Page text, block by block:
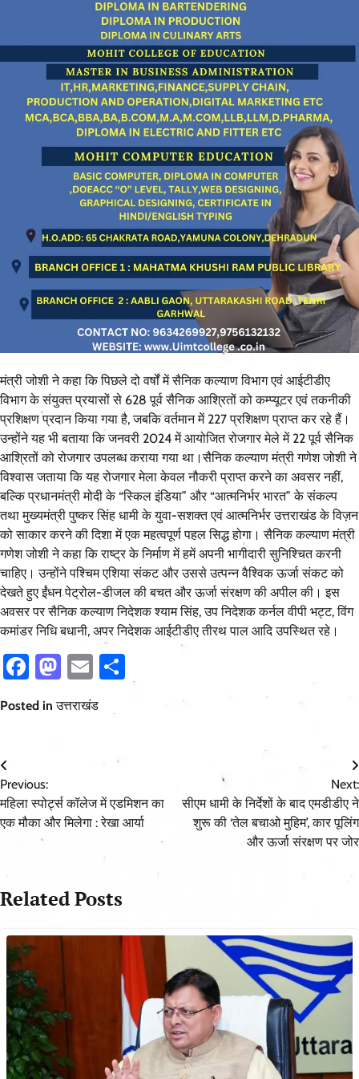
मंत्री जोशी ने कहा कि पिछले दो वर्षों में सैनिक कल्याण विभाग एवं आईटीडीए
विभाग के संयुक्त प्रयासों से 628 पूर्व सैनिक आश्रितों को कम्प्यूटर एवं तकनीकी
प्रशिक्षण प्रदान किया गया है, जबकि वर्तमान में 227 प्रशिक्षण प्राप्त कर रहे हैं।
उन्होंने यह भी बताया कि जनवरी 2024 में आयोजित रोजगार मेले में 22 पूर्व सैनिक
आश्रितों को रोजगार उपलब्ध कराया गया था।सैनिक कल्याण मंत्री गणेश जोशी ने
विश्वास जताया कि यह रोजगार मेला केवल नौकरी प्राप्त करने का अवसर नहीं,
बल्कि प्रधानमंत्री मोदी के “स्किल इंडिया” और “आत्मनिर्भर भारत” के संकल्प
तथा मुख्यमंत्री पुष्कर सिंह धामी के युवा-सशक्त एवं आत्मनिर्भर उत्तराखंड के विज़न
को साकार करने की दिशा में एक महत्वपूर्ण पहल सिद्ध होगा। सैनिक कल्याण मंत्री
गणेश जोशी ने कहा कि राष्ट्र के निर्माण में हमें अपनी भागीदारी सुनिश्चित करनी
चाहिए। उन्होंने पश्चिम एशिया संकट और उससे उत्पन्न वैश्विक ऊर्जा संकट को
देखते हुए ईंधन पेट्रोल-डीजल की बचत और ऊर्जा संरक्षण की अपील की। इस
अवसर पर सैनिक कल्याण निदेशक श्याम सिंह, उप निदेशक कर्नल वीपी भट्ट, विंग
कमांडर निधि बधानी, अपर निदेशक आईटीडीए तीरथ पाल आदि उपस्थित रहे।
Facebook
Mastodon
Email
Posted inउत्तराखंड
Post
navigation
Previous:
महिला स्पोर्ट्स कॉलेज में एडमिशन का
एक मौका और मिलेगा : रेखा आर्या
Next:
सीएम धामी के निर्देशों के बाद एमडीडीए ने
शुरू की ‘तेल बचाओ मुहिम’, कार पूलिंग
और ऊर्जा संरक्षण पर जोर
Related Posts